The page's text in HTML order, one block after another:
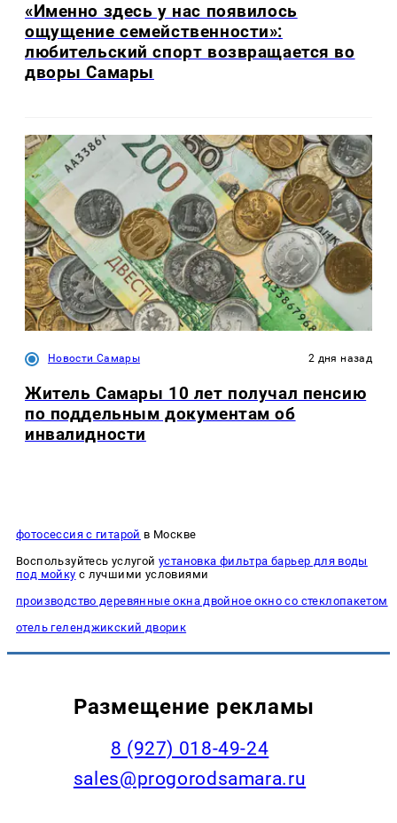
«Именно здесь у нас появилось
ощущение семейственности»:
любительский спорт возвращается во
дворы Самары
Новости Самары 2 дня назад
Житель Самары 10 лет получал пенсию
по поддельным документам об
инвалидности
фотосессия с гитарой в Москве
Воспользуйтесь услугой установка фильтра барьер для воды
под мойку с лучшими условиями
производство деревянные окна двойное окно со стеклопакетом
отель геленджикский дворик
Размещение рекламы
8 (927) 018-49-24
sales@progorodsamara.ru